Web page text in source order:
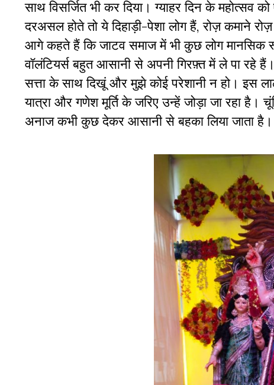
साथ विसर्जित भी कर दिया। ग्याहर दिन के महोत्सव
दरअसल होते तो ये दिहाड़ी-पेशा लोग हैं, रोज़ कमाने
आगे कहते हैं कि जाटव समाज में भी कुछ लोग
वॉलंटियर्स बहुत आसानी से अपनी गिरफ़्त में ले पा रहे
सत्ता के साथ दिखूं और मुझे कोई परेशानी न हो। इस
यात्रा और गणेश मूर्ति के जरिए उन्हें जोड़ा जा रहा है।
अनाज कभी कुछ देकर आसानी से बहका लिया जाता है।